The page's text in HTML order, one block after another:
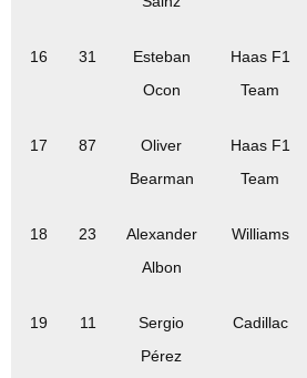
16 31
Esteban
Ocon
Haas F1
Team
17 87
Oliver
Bearman
Haas F1
Team
18 23
Alexander
Albon
Williams
19 11
Sergio
Pérez
Cadillac